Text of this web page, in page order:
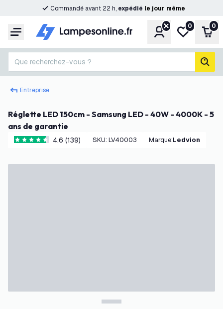
Commandé avant 22 h, expédié le jour même
Menu CompteMa liste de
0 0
Que recherchez-vous ?
Entreprise
Réglette LED 150cm - Samsung LED - 40W - 4000K - 5
ans de garantie
4.6 étoiles de notation
4.6 (139) SKU: LV40003 Marque: Ledvion